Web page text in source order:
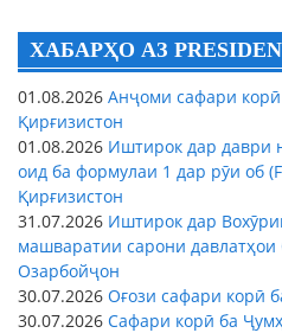
ХАБАРҲО АЗ
01.08.2026 Анҷоми сафари
Қирғизистон
01.08.2026 Иштирок дар даври
оид ба формулаи 1 дар рӯи об
Қирғизистон
31.07.2026 Иштирок дар
машваратии сарони
Озарбойҷон
30.07.2026 Оғози сафари корӣ
30.07.2026 Сафари корӣ ба